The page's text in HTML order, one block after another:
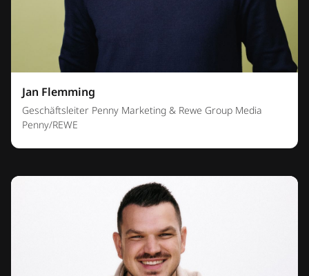
Jan Flemming
Geschäftsleiter Penny Marketing & Rewe Group Media
Penny/REWE